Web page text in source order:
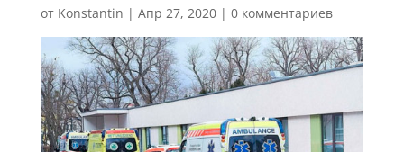
от Konstantin | Апр 27, 2020| 0 комментариев